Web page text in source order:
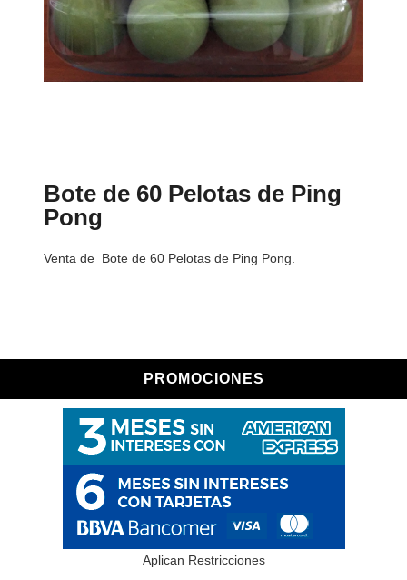
PROMOCIONES
Aplican Restricciones
Bote de 60 Pelotas de Ping
Pong
Venta de Bote de 60 Pelotas de Ping Pong.